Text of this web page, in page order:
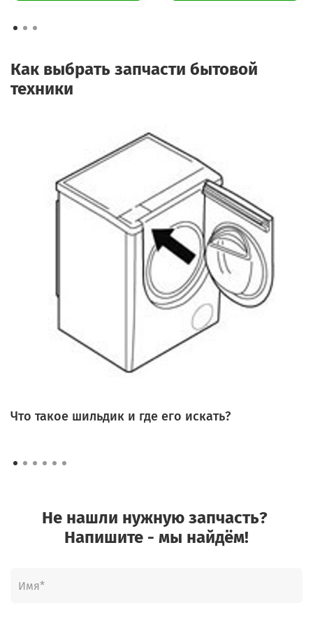
Как выбрать запчасти бытовой
техники
Что такое шильдик и где его искать?
Не нашли нужную запчасть?
Напишите - мы найдём!